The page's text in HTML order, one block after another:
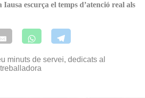
escurça el temps d’atenció real als
minuts de servei, dedicats al